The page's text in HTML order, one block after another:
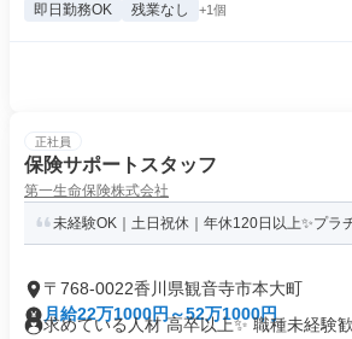
即日勤務OK 残業なし +1個
正社員
保険サポートスタッフ
第一生命保険株式会社
未経験OK｜土日祝休｜年休120日以上✨プラ
〒768-0022香川県観音寺市本大町
月給22万1000円～52万1000円
求めている人材 高卒以上✨ 職種未経験